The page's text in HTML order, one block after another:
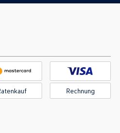
Rechnung